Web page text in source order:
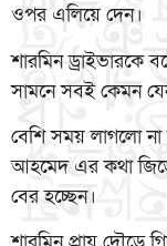
ওপর এলিয়ে দেন।
শারমিন
সামনে সবই কেমন
বেশি সময় লাগলো না
আহমেদ এর কথা
বের হচ্ছেন।